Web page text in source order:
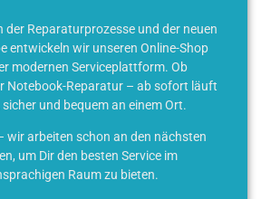
Reparaturprozesse und der neuen
entwickeln wir unseren Online-Shop
modernen Serviceplattform. Ob
Notebook-Reparatur – ab sofort läuft
und bequem an einem Ort.
wir arbeiten schon an den nächsten
um Dir den besten Service im
Raum zu bieten.